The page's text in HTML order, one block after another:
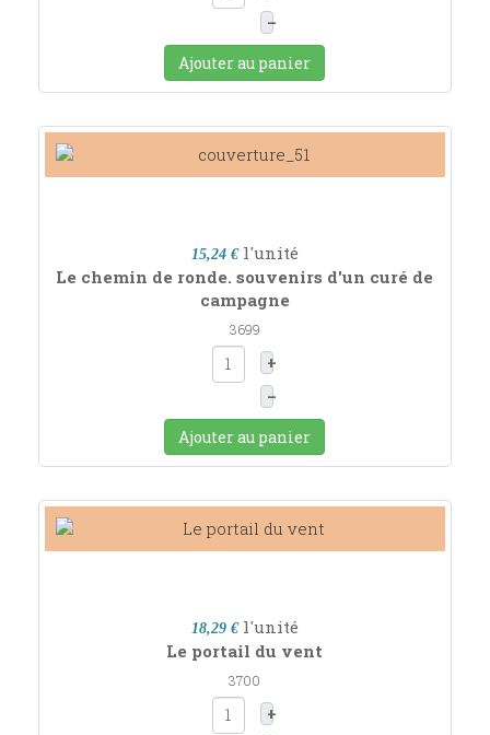
–
Ajouter au panier
15,24 € l'unité
Le chemin de ronde. souvenirs d'un curé de
campagne
3699
+
–
Ajouter au panier
18,29 € l'unité
Le portail du vent
3700
+